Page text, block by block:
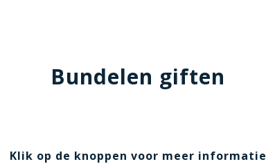
Bundelen giften
Klik op de knoppen voor meer informatie